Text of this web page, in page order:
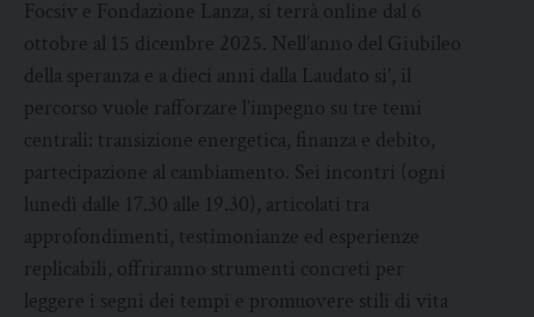
Focsiv e Fondazione Lanza, si terrà online dal 6
ottobre al 15 dicembre 2025. Nell’anno del Giubileo
della speranza e a dieci anni dalla Laudato si’, il
percorso vuole rafforzare l’impegno su tre temi
centrali: transizione energetica, finanza e debito,
partecipazione al cambiamento. Sei incontri (ogni
lunedì dalle 17.30 alle 19.30), articolati tra
approfondimenti, testimonianze ed esperienze
replicabili, offriranno strumenti concreti per
leggere i segni dei tempi e promuovere stili di vita